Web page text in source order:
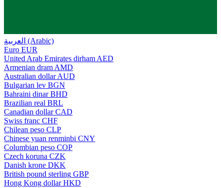
العربية (Arabic)
Euro EUR
United Arab Emirates dirham AED
Armenian dram AMD
Australian dollar AUD
Bulgarian lev BGN
Bahraini dinar BHD
Brazilian real BRL
Canadian dollar CAD
Swiss franc CHF
Chilean peso CLP
Chinese yuan renminbi CNY
Columbian peso COP
Czech koruna CZK
Danish krone DKK
British pound sterling GBP
Hong Kong dollar HKD